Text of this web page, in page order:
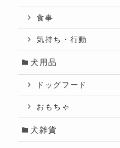
食事
気持ち・行動
犬用品
ドッグフード
おもちゃ
犬雑貨